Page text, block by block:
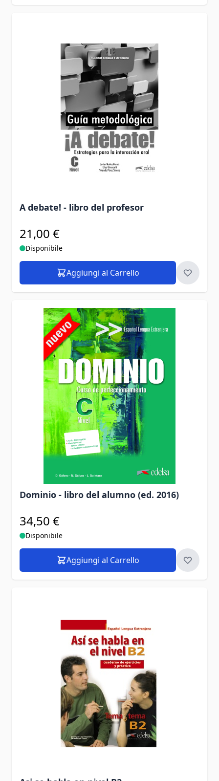
A debate! - libro del profesor
21,00 €
Disponibile
Aggiungi al Carrello
Dominio - libro del alumno (ed. 2016)
34,50 €
Disponibile
Aggiungi al Carrello